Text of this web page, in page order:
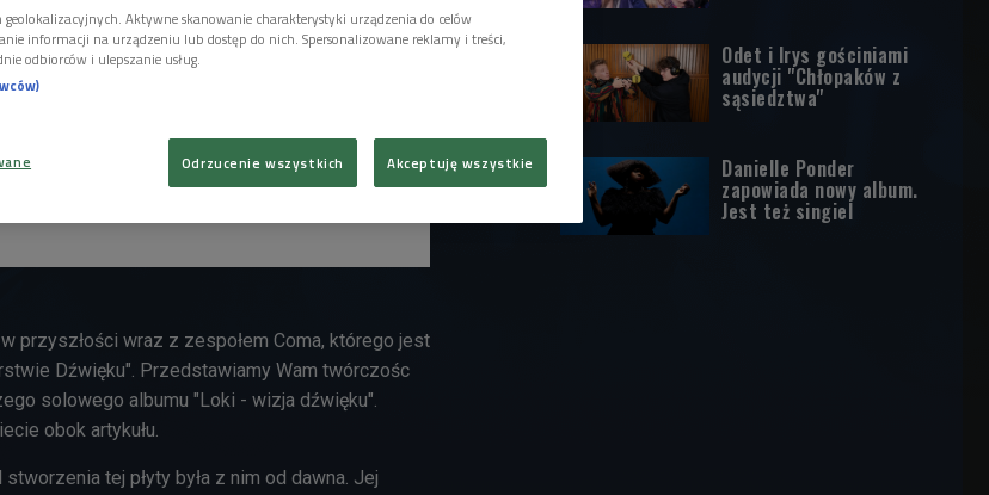
przyszłości wraz z zespołem Coma, którego jest
Dźwięku". Przedstawiamy Wam twórczośc
solowego albumu "Loki - wizja dźwięku".
obok artykułu.
tej płyty była z nim od dawna. Jej
Odet i Irys gościniami
audycji "Chłopaków z
sąsiedztwa"
Danielle Ponder
zapowiada nowy album.
Jest też singiel
geolokalizacyjnych. Aktywne skanowanie charakterystyki urządzenia do celów
informacji na urządzeniu lub dostęp do nich. Spersonalizowane reklamy i treści,
odbiorców i ulepszanie usług.
Odrzucenie wszystkich Akceptuję wszystkie